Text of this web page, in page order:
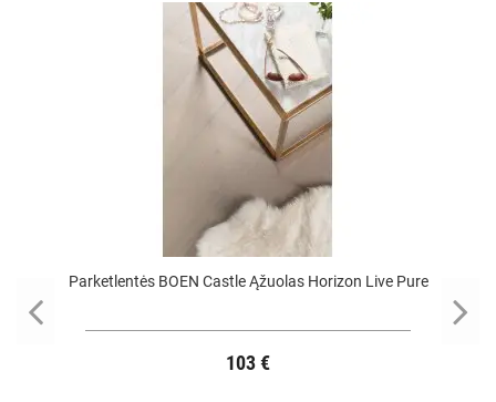
Parketlentės BOEN Castle Ąžuolas Horizon Live Pure
103 €